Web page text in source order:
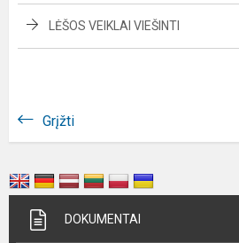
LĖŠOS VEIKLAI VIEŠINTI
Grįžti
DOKUMENTAI